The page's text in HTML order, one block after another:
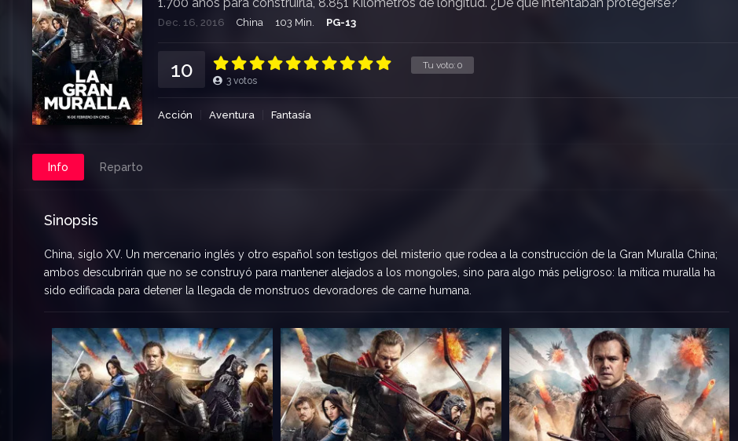
1.700 años para construirla, 8.851 Kilómetros de longitud. ¿De qué intentaban protegerse?
Dec. 16, 2016 China 103 Min. PG-13
Tu voto: 0
10 3 votos
Acción Aventura Fantasía
Info Reparto
Sinopsis
China, siglo XV. Un mercenario inglés y otro español son testigos del misterio que rodea a la construcción de la Gran Muralla China;
ambos descubrirán que no se construyó para mantener alejados a los mongoles, sino para algo más peligroso: la mítica muralla ha
sido edificada para detener la llegada de monstruos devoradores de carne humana.